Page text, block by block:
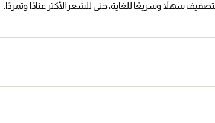
سهلاً وسريعًا للغاية، حتى للشعر الأكثر عنادًا وتمردًا.